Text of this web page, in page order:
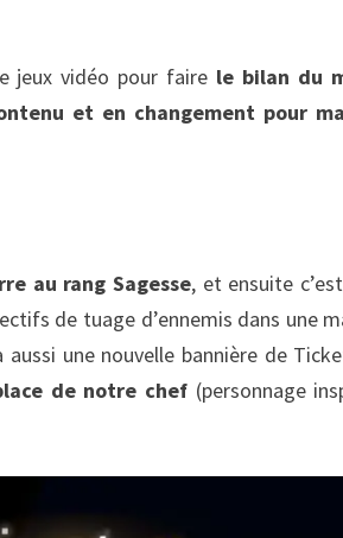
jeux vidéo pour faire le bilan du
et en changement pour
au rang Sagesse, et ensuite
de tuage d’ennemis dans une
une nouvelle bannière de
de notre chef (personnage